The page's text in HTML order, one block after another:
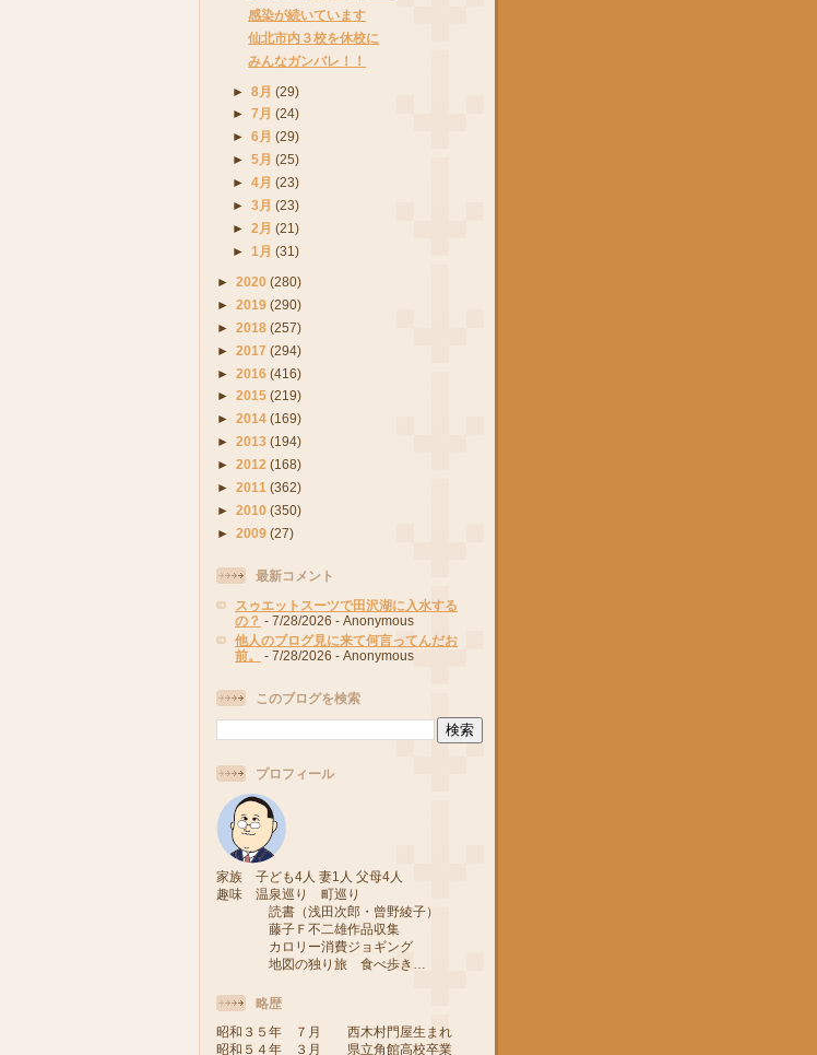
感染が続いています
仙北市内３校を休校に
みんなガンバレ！！
►8月(29)
►7月(24)
►6月(29)
►5月(25)
►4月(23)
►3月(23)
►2月(21)
► 1月(31)
► 2020 (280)
► 2019 (290)
► 2018 (257)
► 2017 (294)
► 2016 (416)
► 2015 (219)
► 2014 (169)
► 2013 (194)
► 2012 (168)
► 2011 (362)
► 2010 (350)
► 2009 (27)
最新コメント
スゥエットスーツで田沢湖に入水する
の？ - 7/28/2026 - Anonymous
他人のブログ見に来て何言ってんだお
前。
- 7/28/2026 - Anonymous
このブログを検索
プロフィール
家族 子ども4人 妻1人 父母4人
趣味 温泉巡り 町巡り
読書（浅田次郎・曾野綾子）
藤子Ｆ不二雄作品収集
カロリー消費ジョギング
地図の独り旅 食べ歩き…
略歴
昭和３５年 ７月 西木村門屋生まれ
昭和５４年 ３月 県立角館高校卒業